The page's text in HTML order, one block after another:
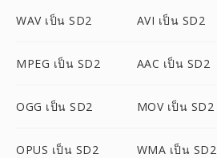
WAV เป็น SD2 AVI เป็น SD2
MPEG เป็น SD2 AAC เป็น SD2
OGG เป็น SD2 MOV เป็น SD2
OPUS เป็น SD2 WMA เป็น SD2